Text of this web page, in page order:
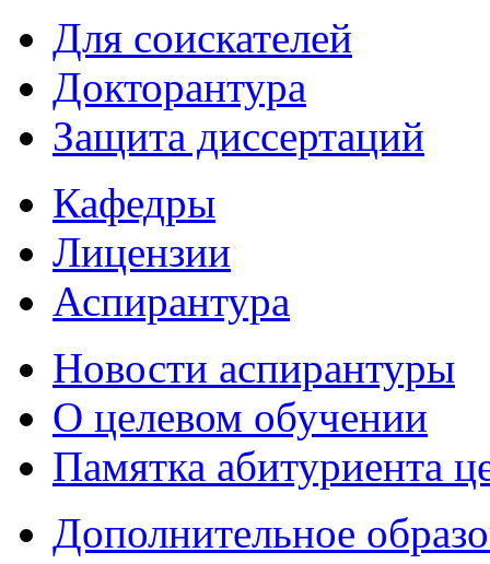
Для соискателей
Докторантура
Защита диссертаций
Кафедры
Лицензии
Аспирантура
Новости аспирантуры
О целевом обучении
Памятка абитуриента
Дополнительное